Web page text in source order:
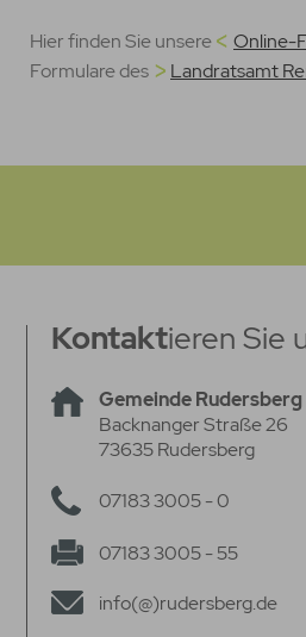
Hier finden Sie unsere Online-
Formulare des
Landratsamt
Kontaktieren Sie
Gemeinde Rudersberg
Backnanger Straße 26
73635 Rudersberg
07183 3005 - 0
07183 3005 - 55
info(@)rudersberg.de